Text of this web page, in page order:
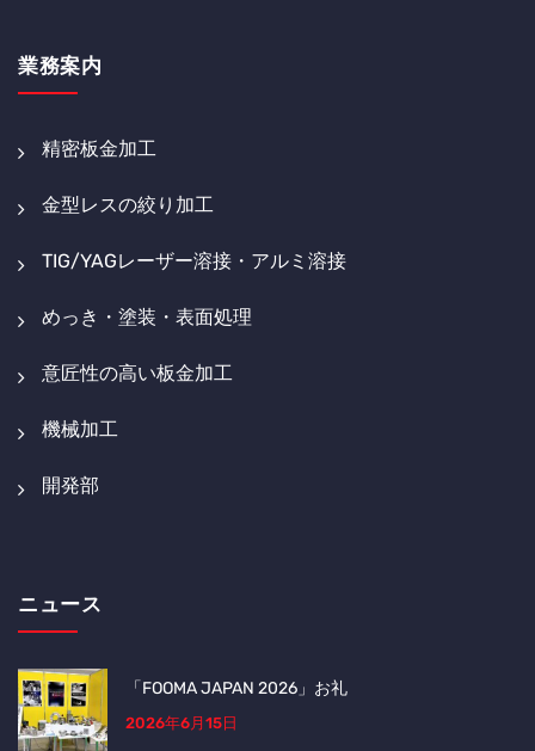
業務案内
精密板金加工
金型レスの絞り加工
TIG/YAGレーザー溶接・アルミ溶接
めっき・塗装・表面処理
意匠性の高い板金加工
機械加工
開発部
ニュース
「FOOMA JAPAN 2026」お礼
2026年6月15日